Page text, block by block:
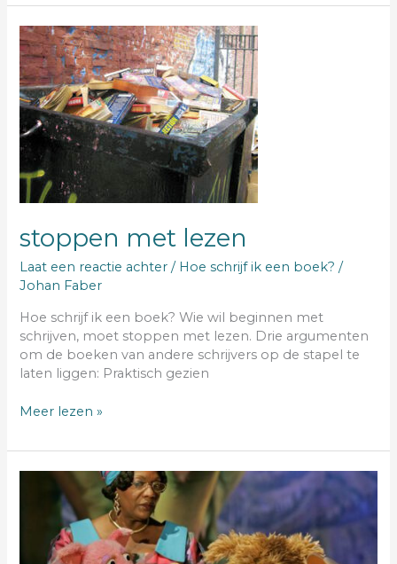
stoppen met lezen
Laat een reactie achter / Hoe schrijf ik een boek? /
Johan Faber
Hoe schrijf ik een boek? Wie wil beginnen met
schrijven, moet stoppen met lezen. Drie argumenten
om de boeken van andere schrijvers op de stapel te
laten liggen: Praktisch gezien
stoppen
met
lezen
Meer lezen »